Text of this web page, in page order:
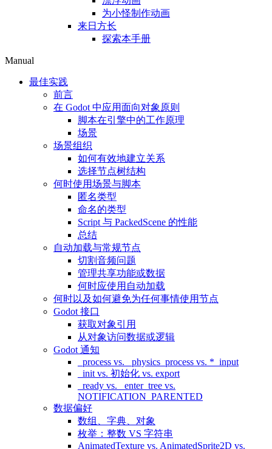
为小怪制作动画
来日方长
探索本手册
Manual
最佳实践
前言
在 Godot 中应用面向对象原则
脚本在引擎中的工作原理
场景
场景组织
如何有效地建立关系
选择节点树结构
何时使用场景与脚本
匿名类型
命名的类型
Script 与 PackedScene 的性能
总结
自动加载与常规节点
切割音频问题
管理共享功能或数据
何时应使用自动加载
何时以及如何避免为任何事情使用节点
Godot 接口
获取对象引用
从对象访问数据或逻辑
Godot 通知
_process vs. _physics_process vs. *_input
_init vs. 初始化 vs. export
_ready vs. _enter_tree vs.
NOTIFICATION_PARENTED
数据偏好
数组、字典、对象
枚举：整数 VS 字符串
AnimatedTexture vs. AnimatedSprite2D vs.